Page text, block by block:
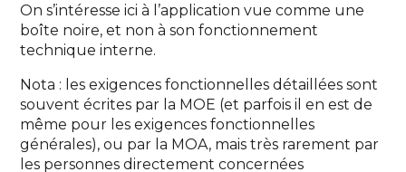
On s’intéresse ici à l’application vue comme une
boîte noire, et non à son fonctionnement
technique interne.
Nota : les exigences fonctionnelles détaillées sont
souvent écrites par la MOE (et parfois il en est de
même pour les exigences fonctionnelles
générales), ou par la MOA, mais très rarement par
les personnes directement concernées